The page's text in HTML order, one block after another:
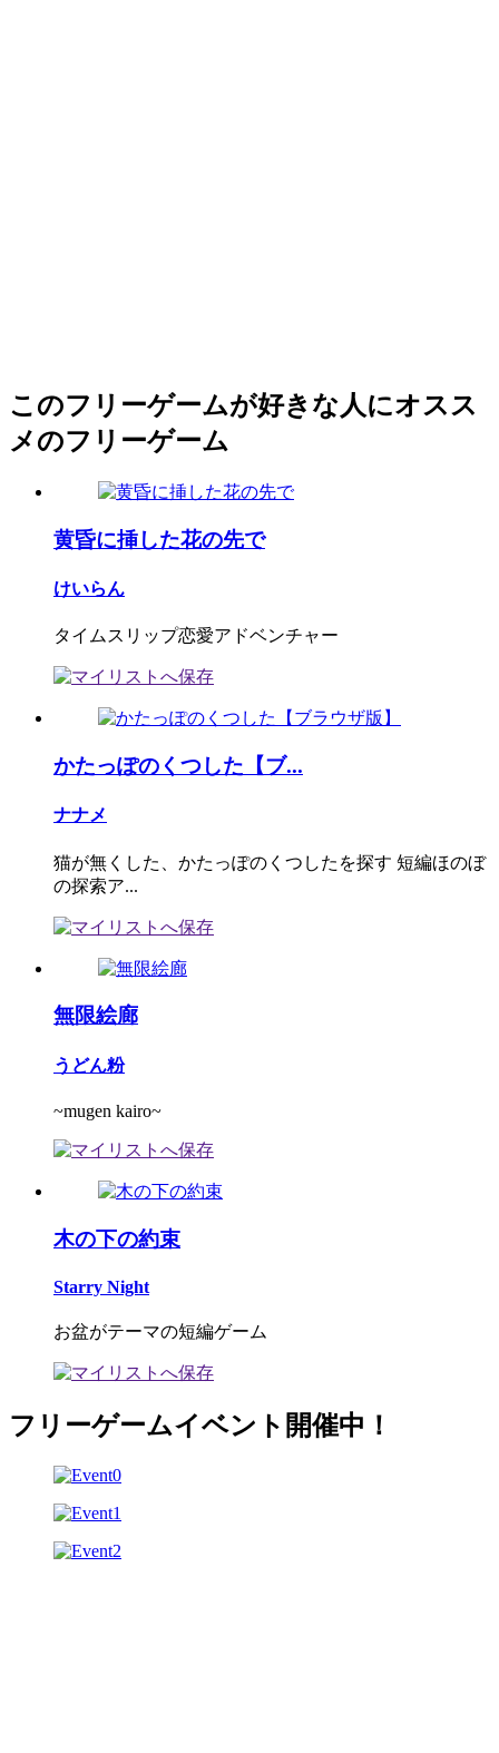
このフリーゲームが好きな人にオスス
メのフリーゲーム
黄昏に挿した花の先で
けいらん
タイムスリップ恋愛アドベンチャー
かたっぽのくつした【ブ...
ナナメ
猫が無くした、かたっぽのくつしたを探す 短編ほのぼ
の探索ア...
無限絵廊
うどん粉
~mugen kairo~
木の下の約束
Starry Night
お盆がテーマの短編ゲーム
フリーゲームイベント開催中！